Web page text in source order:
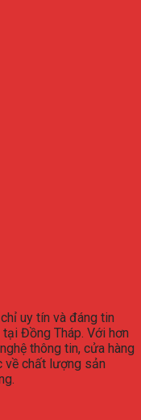
uy tín và đáng tin
Đồng Tháp. Với hơn
thông tin, cửa hàng
về chất lượng sản